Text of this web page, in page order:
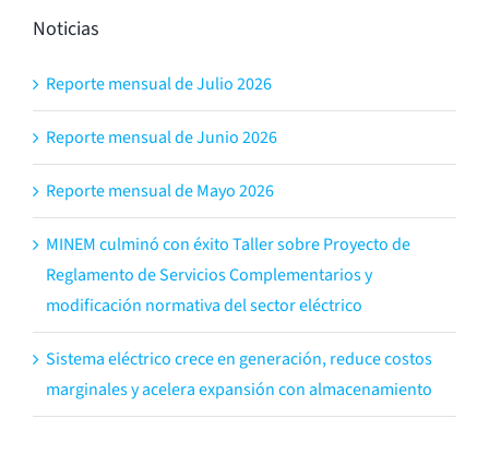
Noticias
Reporte mensual de Julio 2026
Reporte mensual de Junio 2026
Reporte mensual de Mayo 2026
MINEM culminó con éxito Taller sobre Proyecto de
Reglamento de Servicios Complementarios y
modificación normativa del sector eléctrico
Sistema eléctrico crece en generación, reduce costos
marginales y acelera expansión con almacenamiento